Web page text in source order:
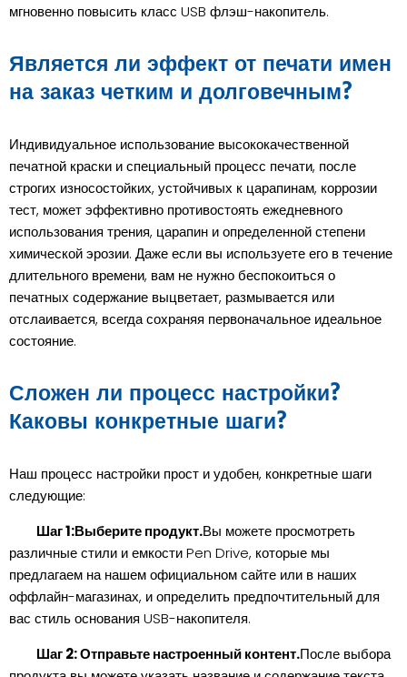
мгновенно повысить класс USB флэш-накопитель.
Является ли эффект от печати имен
на заказ четким и долговечным?
Индивидуальное использование высококачественной
печатной краски и специальный процесс печати, после
строгих износостойких, устойчивых к царапинам, коррозии
тест, может эффективно противостоять ежедневного
использования трения, царапин и определенной степени
химической эрозии. Даже если вы используете его в течение
длительного времени, вам не нужно беспокоиться о
печатных содержание выцветает, размывается или
отслаивается, всегда сохраняя первоначальное идеальное
состояние.
Сложен ли процесс настройки?
Каковы конкретные шаги?
Наш процесс настройки прост и удобен, конкретные шаги
следующие:
Шаг 1:Выберите продукт.Вы можете просмотреть
различные стили и емкости Pen Drive, которые мы
предлагаем на нашем официальном сайте или в наших
оффлайн-магазинах, и определить предпочтительный для
вас стиль основания USB-накопителя.
Шаг 2: Отправьте настроенный контент.После выбора